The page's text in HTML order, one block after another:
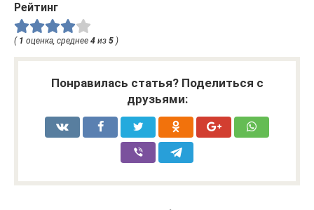
Рейтинг
( 1 оценка, среднее 4 из 5 )
Понравилась статья? Поделиться с
друзьями: